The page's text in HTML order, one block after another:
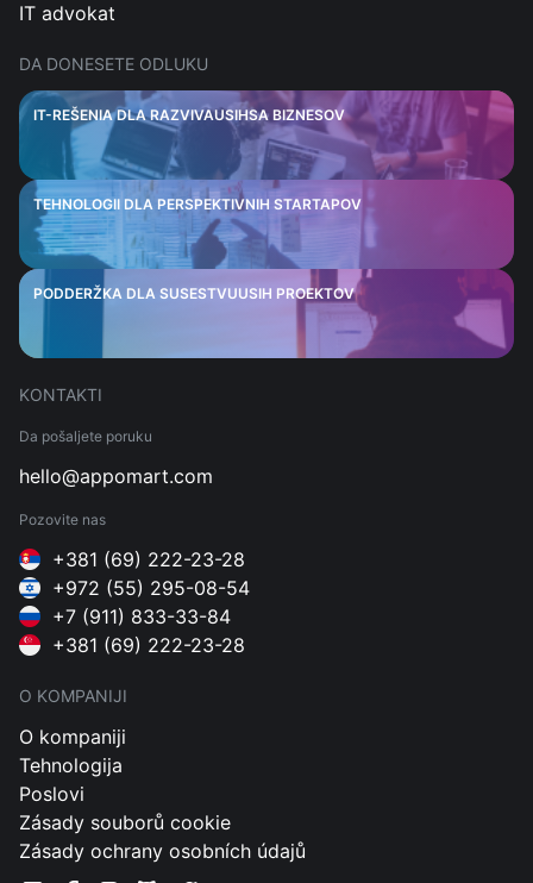
IT advokat
DA DONESETE ODLUKU
IT-REŠENIA DLA RAZVIVAUSIHSA BIZNESOV
TEHNOLOGII DLA PERSPEKTIVNIH STARTAPOV
PODDERŽKA DLA SUSESTVUUSIH PROEKTOV
KONTAKTI
Da pošaljete poruku
hello@appomart.com
Pozovite nas
+381 (69) 222-23-28
+972 (55) 295-08-54
+7 (911) 833-33-84
+381 (69) 222-23-28
O KOMPANIJI
O kompaniji
Tehnologija
Poslovi
Zásady souborů cookie
Zásady ochrany osobních údajů